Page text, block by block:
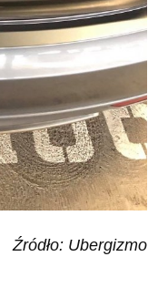
Źródło: Ubergizmo